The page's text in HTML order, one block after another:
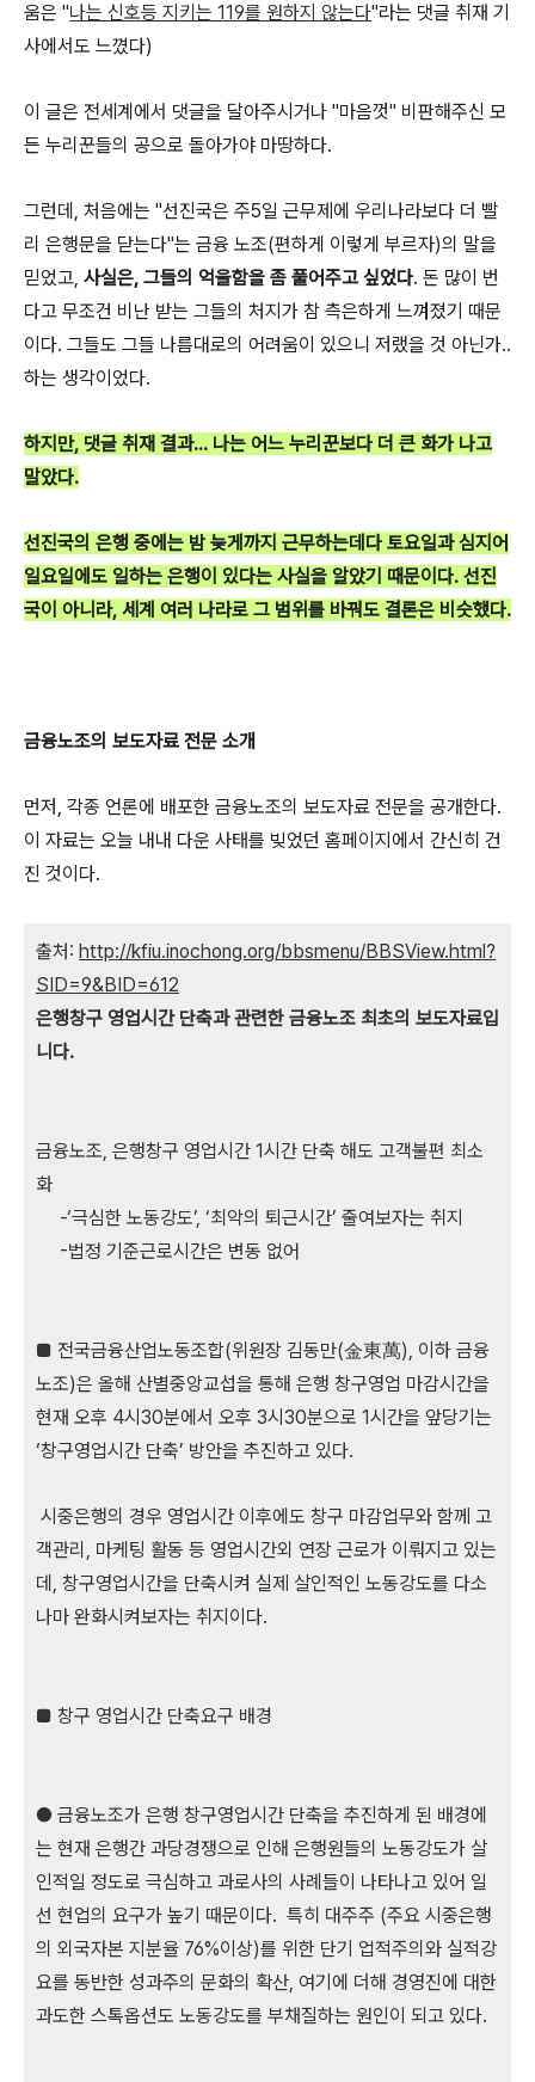
움은 "나는 신호등 지키는 119를 원하지 않는다"라는 댓글 취재 기
사에서도 느꼈다)
이 글은 전세계에서 댓글을 달아주시거나 "마음껏" 비판해주신 모
든 누리꾼들의 공으로 돌아가야 마땅하다.
그런데, 처음에는 "선진국은 주5일 근무제에 우리나라보다 더 빨
리 은행문을 닫는다"는 금융 노조(편하게 이렇게 부르자)의 말을
믿었고, 사실은, 그들의 억울함을 좀 풀어주고 싶었다. 돈 많이 번
다고 무조건 비난 받는 그들의 처지가 참 측은하게 느껴졌기 때문
이다. 그들도 그들 나름대로의 어려움이 있으니 저랬을 것 아닌가..
하는 생각이었다.
하지만, 댓글 취재 결과... 나는 어느 누리꾼보다 더 큰 화가 나고
말았다.
선진국의 은행 중에는 밤 늦게까지 근무하는데다 토요일과 심지어
일요일에도 일하는 은행이 있다는 사실을 알았기 때문이다. 선진
국이 아니라, 세계 여러 나라로 그 범위를 바꿔도 결론은 비슷했다.
금융노조의 보도자료 전문 소개
먼저, 각종 언론에 배포한 금융노조의 보도자료 전문을 공개한다.
이 자료는 오늘 내내 다운 사태를 빚었던 홈페이지에서 간신히 건
진 것이다.
출처: http://kfiu.inochong.org/bbsmenu/BBSView.html?
SID=9&BID=612
은행창구 영업시간 단축과 관련한 금융노조 최초의 보도자료입
니다.
금융노조, 은행창구 영업시간 1시간 단축 해도 고객불편 최소
화
-‘극심한 노동강도’, ‘최악의 퇴근시간’ 줄여보자는 취지
-법정 기준근로시간은 변동 없어
■ 전국금융산업노동조합(위원장 김동만(金東萬), 이하 금융
노조)은 올해 산별중앙교섭을 통해 은행 창구영업 마감시간을
현재 오후 4시30분에서 오후 3시30분으로 1시간을 앞당기는
‘창구영업시간 단축’ 방안을 추진하고 있다.
시중은행의 경우 영업시간 이후에도 창구 마감업무와 함께 고
객관리, 마케팅 활동 등 영업시간외 연장 근로가 이뤄지고 있는
데, 창구영업시간을 단축시켜 실제 살인적인 노동강도를 다소
나마 완화시켜보자는 취지이다.
■ 창구 영업시간 단축요구 배경
● 금융노조가 은행 창구영업시간 단축을 추진하게 된 배경에
는 현재 은행간 과당경쟁으로 인해 은행원들의 노동강도가 살
인적일 정도로 극심하고 과로사의 사례들이 나타나고 있어 일
선 현업의 요구가 높기 때문이다. 특히 대주주 (주요 시중은행
의 외국자본 지분율 76%이상)를 위한 단기 업적주의와 실적강
요를 동반한 성과주의 문화의 확산, 여기에 더해 경영진에 대한
과도한 스톡옵션도 노동강도를 부채질하는 원인이 되고 있다.